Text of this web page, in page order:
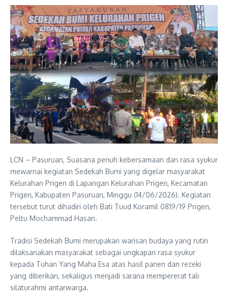
LCN – Pasuruan, Suasana penuh kebersamaan dan rasa syukur
mewarnai kegiatan Sedekah Bumi yang digelar masyarakat
Kelurahan Prigen di Lapangan Kelurahan Prigen, Kecamatan
Prigen, Kabupaten Pasuruan, Minggu (14/06/2026). Kegiatan
tersebut turut dihadiri oleh Bati Tuud Koramil 0819/19 Prigen,
Peltu Mochammad Hasan.
Tradisi Sedekah Bumi merupakan warisan budaya yang rutin
dilaksanakan masyarakat sebagai ungkapan rasa syukur
kepada Tuhan Yang Maha Esa atas hasil panen dan rezeki
yang diberikan, sekaligus menjadi sarana mempererat tali
silaturahmi antarwarga.